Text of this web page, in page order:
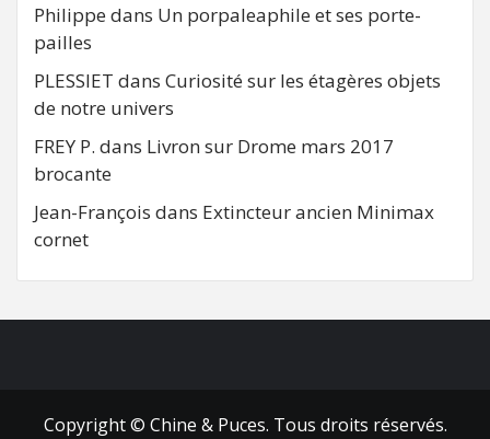
Philippe dans Un porpaleaphile et ses porte-
pailles
PLESSIET dans Curiosité sur les étagères objets
de notre univers
FREY P. dans Livron sur Drome mars 2017
brocante
Jean-François dans Extincteur ancien Minimax
cornet
Copyright © Chine & Puces. Tous droits réservés.